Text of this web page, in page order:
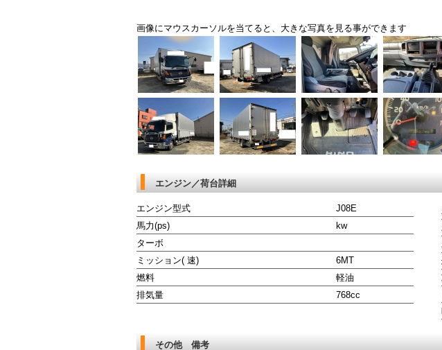
画像にマウスカーソルを当てると、大きな写真を見る事ができます
エンジン／荷台詳細
エンジン型式
J08E
馬力(ps)
kw
ターボ
ミッション( 速)
6MT
燃料
軽油
排気量
768cc
その他 備考